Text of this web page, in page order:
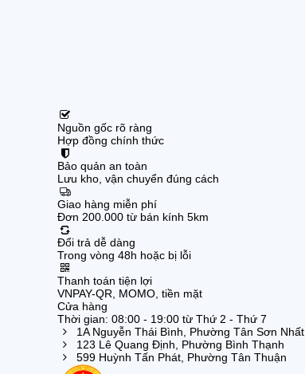
Nguồn gốc rõ ràng
Hợp đồng chính thức
Bảo quản an toàn
Lưu kho, vận chuyển đúng cách
Giao hàng miễn phí
Đơn 200.000 từ bán kính 5km
Đổi trả dễ dàng
Trong vòng 48h hoặc bị lỗi
Thanh toán tiện lợi
VNPAY-QR, MOMO, tiền mặt
Cửa hàng
Thời gian: 08:00 - 19:00 từ Thứ 2 - Thứ 7
1A Nguyễn Thái Bình, Phường Tân Sơn Nhất
123 Lê Quang Định, Phường Bình Thạnh
599 Huỳnh Tấn Phát, Phường Tân Thuận